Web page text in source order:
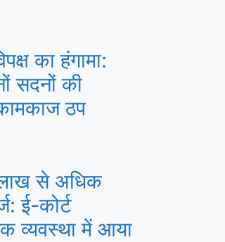
का हंगामा:
सदनों की
ठप
से अधिक
ई-कोर्ट
व्यवस्था में आया